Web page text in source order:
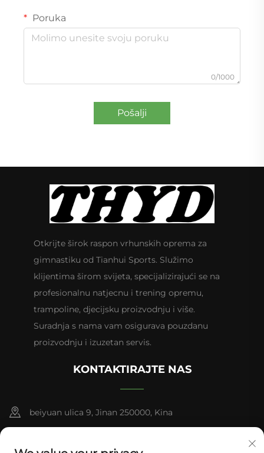
Poruka
0/1000
Pošalji
Otkrijte širok raspon vrhunskih oprema za
gimnastiku od Tianhui Sports. Služimo
klijentima širom svijeta, specijalizirajući se na
profesionalnu natjecnu i trening opremu,
trampoline, djecijsku proizvodnju i više.
Suradnja s nama vam osigurava pouzdanu
proizvodnju i izuzetan servis.
KONTAKTIRAJTE NAS
beiyuan ulica 9, Jinan 250000, Kina